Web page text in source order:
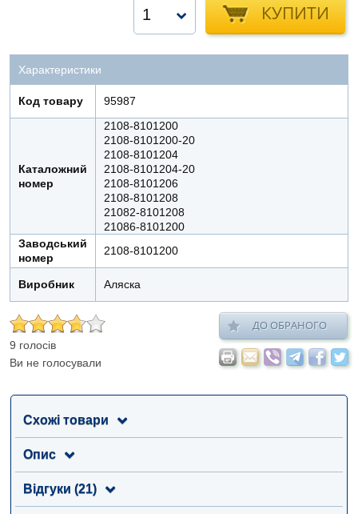
КУПИТИ
1
Характеристики
Код товару 95987
Каталожний
номер
2108-8101200
2108-8101200-20
2108-8101204
2108-8101204-20
2108-8101206
2108-8101208
21082-8101208
21086-8101200
Заводський
номер
2108-8101200
Виробник Аляска
9 голосів
Ви не голосували
ДО ОБРАНОГО
Схожі товари
Опис
Відгуки (21)